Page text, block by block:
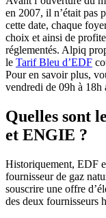
en 2007, il n’était pas
cette date, chaque
choix et ainsi de
réglementés. Alpiq
le Tarif Bleu d’EDF
Pour en savoir plus,
vendredi de 09h à 18h
Quelles sont
et ENGIE ?
Historiquement, EDF
fournisseur de gaz
souscrire une offre
des deux fournisseurs